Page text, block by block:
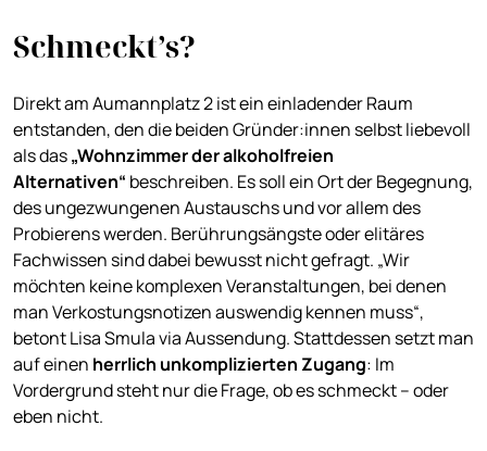
Schmeckt’s?
Direkt am Aumannplatz 2 ist ein einladender Raum
entstanden, den die beiden Gründer:innen selbst liebevoll
als das„Wohnzimmer der alkoholfreien
Alternativen“ beschreiben. Es soll ein Ort der Begegnung,
des ungezwungenen Austauschs und vor allem des
Probierens werden. Berührungsängste oder elitäres
Fachwissen sind dabei bewusst nicht gefragt. „Wir
möchten keine komplexen Veranstaltungen, bei denen
man Verkostungsnotizen auswendig kennen muss“,
betont Lisa Smula via Aussendung. Stattdessen setzt man
auf einen herrlich unkomplizierten Zugang: Im
Vordergrund steht nur die Frage, ob es schmeckt – oder
eben nicht.